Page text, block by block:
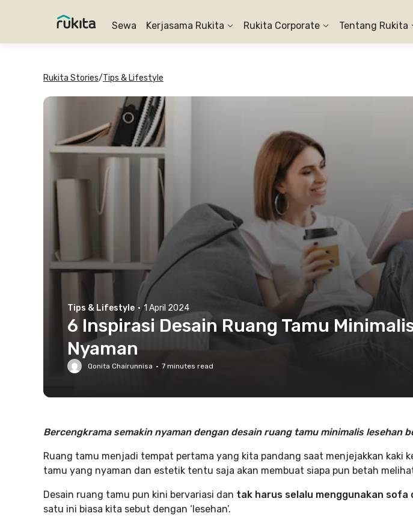
Sewa Kerjasama Rukita Rukita Corporate Tentang Rukita
Rukita Stories/Tips & Lifestyle
Tips & Lifestyle · 1 April 2024
6 Inspirasi Desain Ruang Tamu
Nyaman
Qonita Chairunnisa · 7 minutes read
Bercengkrama semakin nyaman dengan desain ruang tamu minimalis lesehan
Ruang tamu menjadi tempat pertama yang kita pandang saat menjejakkan kaki
tamu yang nyaman dan estetik tentu saja akan membuat siapa pun betah
Desain ruang tamu pun kini bervariasi dan tak harus selalu menggunakan sofa
satu ini biasa kita sebut dengan ‘lesehan’.